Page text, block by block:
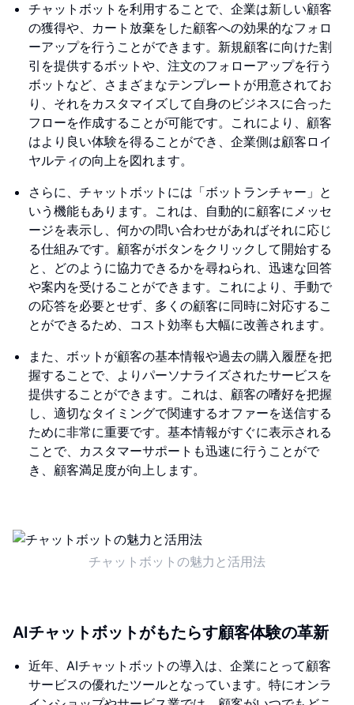
チャットボットを利用することで、企業は新しい顧客
の獲得や、カート放棄をした顧客への効果的なフォロ
ーアップを行うことができます。新規顧客に向けた割
引を提供するボットや、注文のフォローアップを行う
ボットなど、さまざまなテンプレートが用意されてお
り、それをカスタマイズして自身のビジネスに合った
フローを作成することが可能です。これにより、顧客
はより良い体験を得ることができ、企業側は顧客ロイ
ヤルティの向上を図れます。
さらに、チャットボットには「ボットランチャー」と
いう機能もあります。これは、自動的に顧客にメッセ
ージを表示し、何かの問い合わせがあればそれに応じ
る仕組みです。顧客がボタンをクリックして開始する
と、どのように協力できるかを尋ねられ、迅速な回答
や案内を受けることができます。これにより、手動で
の応答を必要とせず、多くの顧客に同時に対応するこ
とができるため、コスト効率も大幅に改善されます。
また、ボットが顧客の基本情報や過去の購入履歴を把
握することで、よりパーソナライズされたサービスを
提供することができます。これは、顧客の嗜好を把握
し、適切なタイミングで関連するオファーを送信する
ために非常に重要です。基本情報がすぐに表示される
ことで、カスタマーサポートも迅速に行うことがで
き、顧客満足度が向上します。
チャットボットの魅力と活用法
AIチャットボットがもたらす顧客体験の革新
近年、AIチャットボットの導入は、企業にとって顧客
サービスの優れたツールとなっています。特にオンラ